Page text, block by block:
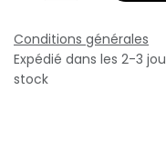
Conditions générales
Expédié dans les 2-3
stock